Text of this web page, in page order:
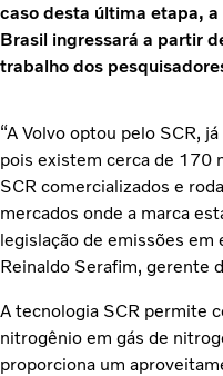
caso desta última etapa,
Brasil ingressará a partir
trabalho dos
“A Volvo optou pelo SCR,
pois existem cerca de 170
SCR comercializados e
mercados onde a marca
legislação de emissões em
Reinaldo Serafim, gerente
A tecnologia SCR permite
nitrogênio em gás de
proporciona um